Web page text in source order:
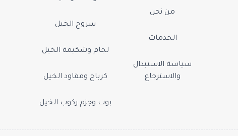
من نحن
الخدمات
سياسة الاستبدال
والاسترجاع
سروج الخيل
لجام وشكيمة الخيل
كرباج ومقاود الخيل
بوت وجزم ركوب الخيل